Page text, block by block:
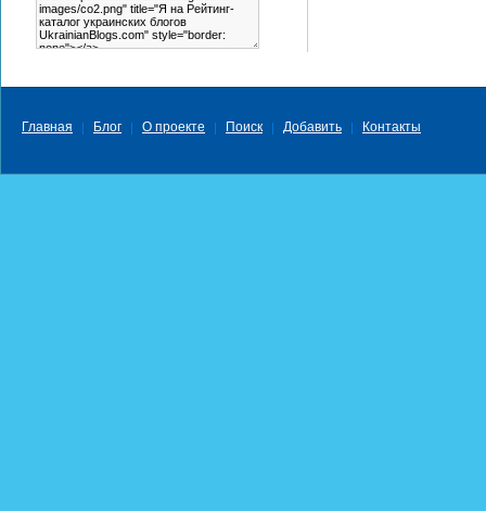
Главная Блог О проекте Поиск Добавить Контакты